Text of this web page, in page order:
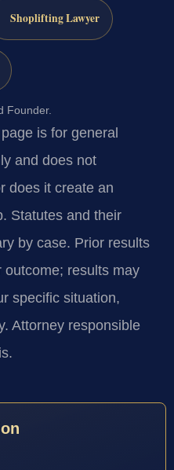
Shoplifting Lawyer
Founder.
is for general
and does not
does it create an
Statutes and their
by case. Prior results
results may
specific situation,
Attorney responsible